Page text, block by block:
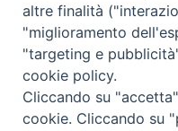
Copyright ©
Trentina Editrice
altre finalità
"miglioramento
"targeting e
cookie policy.
Cliccando su
cookie. Cliccando su